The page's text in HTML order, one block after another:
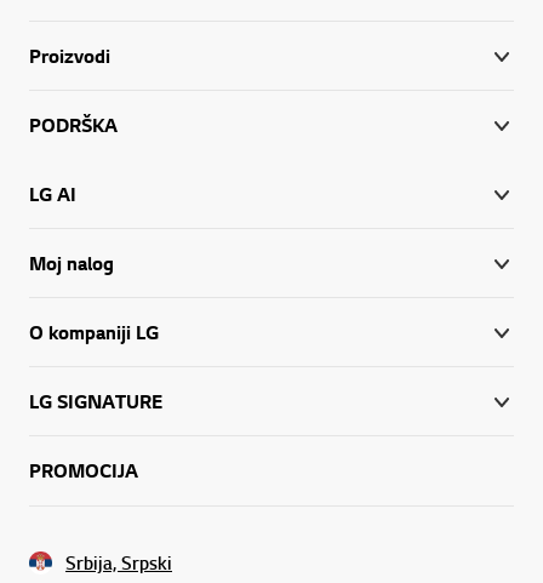
Proizvodi
PODRŠKA
LG AI
Moj nalog
O kompaniji LG
LG SIGNATURE
PROMOCIJA
Srbija, Srpski